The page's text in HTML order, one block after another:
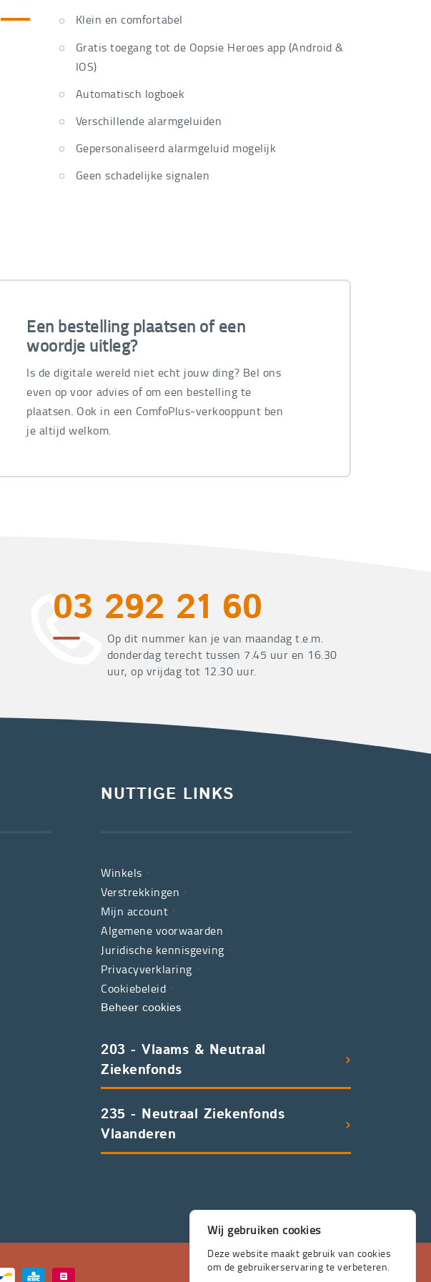
Klein en comfortabel
Gratis toegang tot de Oopsie Heroes app (Android &
IOS)
Automatisch logboek
Verschillende alarmgeluiden
Gepersonaliseerd alarmgeluid mogelijk
Geen schadelijke signalen
Een bestelling plaatsen of een
woordje uitleg?
Is de digitale wereld niet echt jouw ding? Bel ons
even op voor advies of om een bestelling te
plaatsen. Ook in een ComfoPlus-verkooppunt ben
je altijd welkom.
03 292 21 60
Op dit nummer kan je van maandag t.e.m.
donderdag terecht tussen 7.45 uur en 16.30
uur, op vrijdag tot 12.30 uur.
NUTTIGE LINKS
Winkels
Verstrekkingen
Mijn account
Algemene voorwaarden
Juridische kennisgeving
Privacyverklaring
Cookiebeleid
Beheer cookies
203 - Vlaams & Neutraal
Ziekenfonds
235 - Neutraal Ziekenfonds
Vlaanderen
Wij gebruiken cookies
Deze website maakt gebruik van cookies
om de gebruikerservaring te verbeteren.